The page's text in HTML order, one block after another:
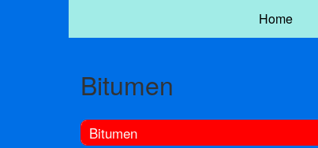
Home
Bitumen
Bitumen